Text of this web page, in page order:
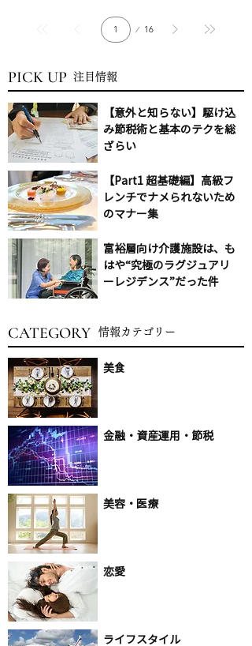
16
PICK UP 注目情報
【意外と知らない】駆け込
み節税術と基本のテクを総
ざらい
【Part1 超基礎編】高級フ
レンチでナメられないため
のマナー集
富裕層向け介護施設は、も
はや“究極のラグジュアリ
ーレジデンス”だった件
CATEGORY 情報​カテゴリー
美食
金融・資産運用・節税
美容・医療
恋愛
ライフスタイル